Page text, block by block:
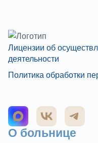
Лицензии об
деятельности
Политика обработки
О больнице